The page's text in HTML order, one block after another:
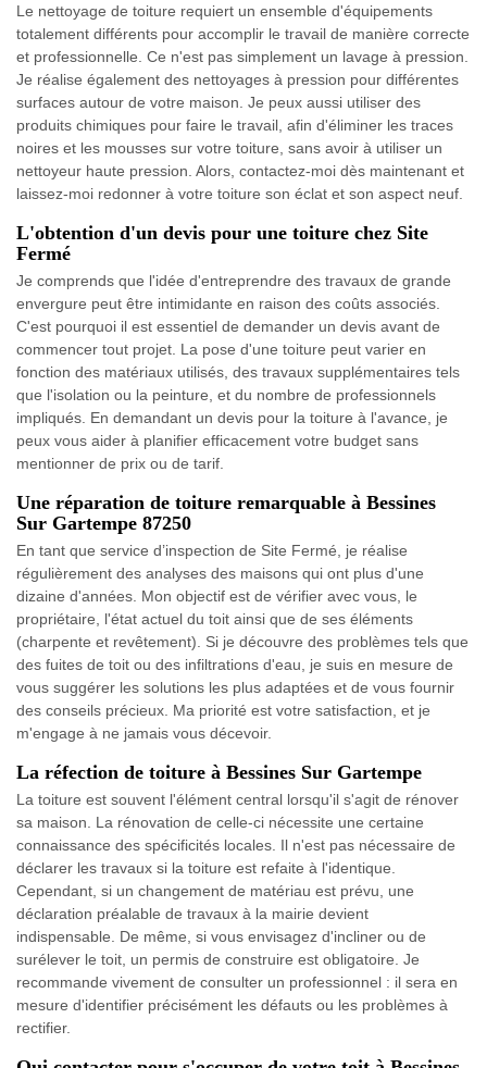
Le nettoyage de toiture requiert un ensemble d'équipements
totalement différents pour accomplir le travail de manière correcte
et professionnelle. Ce n'est pas simplement un lavage à pression.
Je réalise également des nettoyages à pression pour différentes
surfaces autour de votre maison. Je peux aussi utiliser des
produits chimiques pour faire le travail, afin d'éliminer les traces
noires et les mousses sur votre toiture, sans avoir à utiliser un
nettoyeur haute pression. Alors, contactez-moi dès maintenant et
laissez-moi redonner à votre toiture son éclat et son aspect neuf.
L'obtention d'un devis pour une toiture chez Site
Fermé
Je comprends que l'idée d'entreprendre des travaux de grande
envergure peut être intimidante en raison des coûts associés.
C'est pourquoi il est essentiel de demander un devis avant de
commencer tout projet. La pose d'une toiture peut varier en
fonction des matériaux utilisés, des travaux supplémentaires tels
que l'isolation ou la peinture, et du nombre de professionnels
impliqués. En demandant un devis pour la toiture à l'avance, je
peux vous aider à planifier efficacement votre budget sans
mentionner de prix ou de tarif.
Une réparation de toiture remarquable à Bessines
Sur Gartempe 87250
En tant que service d’inspection de Site Fermé, je réalise
régulièrement des analyses des maisons qui ont plus d'une
dizaine d'années. Mon objectif est de vérifier avec vous, le
propriétaire, l'état actuel du toit ainsi que de ses éléments
(charpente et revêtement). Si je découvre des problèmes tels que
des fuites de toit ou des infiltrations d'eau, je suis en mesure de
vous suggérer les solutions les plus adaptées et de vous fournir
des conseils précieux. Ma priorité est votre satisfaction, et je
m'engage à ne jamais vous décevoir.
La réfection de toiture à Bessines Sur Gartempe
La toiture est souvent l'élément central lorsqu'il s'agit de rénover
sa maison. La rénovation de celle-ci nécessite une certaine
connaissance des spécificités locales. Il n'est pas nécessaire de
déclarer les travaux si la toiture est refaite à l'identique.
Cependant, si un changement de matériau est prévu, une
déclaration préalable de travaux à la mairie devient
indispensable. De même, si vous envisagez d'incliner ou de
surélever le toit, un permis de construire est obligatoire. Je
recommande vivement de consulter un professionnel : il sera en
mesure d'identifier précisément les défauts ou les problèmes à
rectifier.